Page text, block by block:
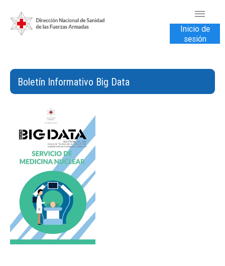
TRANSPARENCIA
USUARIOS
CONTÁCTENOS
Inicio de
sesión
Boletín Informativo Big Data